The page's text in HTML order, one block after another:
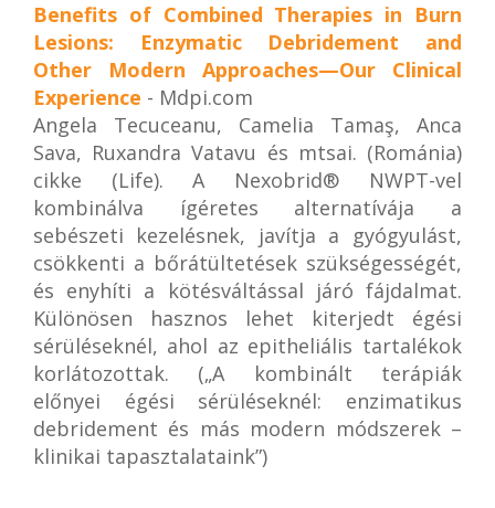
Benefits of Combined Therapies in Burn
Lesions: Enzymatic Debridement and
Other Modern Approaches—Our Clinical
Experience - Mdpi.com
Angela Tecuceanu, Camelia Tamaş, Anca
Sava, Ruxandra Vatavu és mtsai. (Románia)
cikke (Life). A Nexobrid® NWPT-vel
kombinálva ígéretes alternatívája a
sebészeti kezelésnek, javítja a gyógyulást,
csökkenti a bőrátültetések szükségességét,
és enyhíti a kötésváltással járó fájdalmat.
Különösen hasznos lehet kiterjedt égési
sérüléseknél, ahol az epitheliális tartalékok
korlátozottak. („A kombinált terápiák
előnyei égési sérüléseknél: enzimatikus
debridement és más modern módszerek –
klinikai tapasztalataink”)